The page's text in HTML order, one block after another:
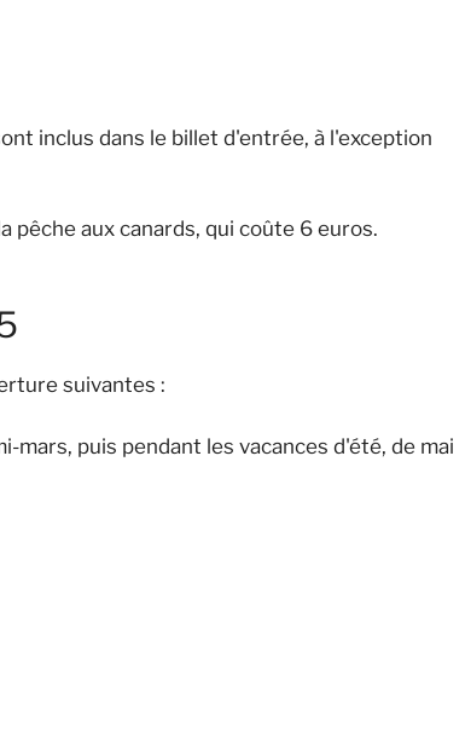
inclus dans le billet d'entrée, à l'exception
pêche aux canards, qui coûte 6 euros.
suivantes :
mars, puis pendant les vacances d'été, de mai